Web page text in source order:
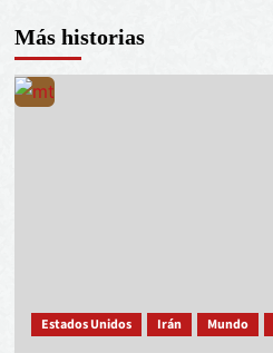
Más historias
Estados Unidos Irán Mundo